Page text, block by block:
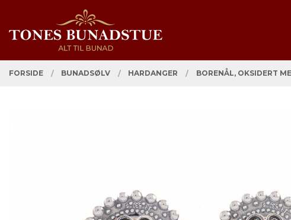
innholdet
PRODUKTER
FORSIDE BUNADSØLV HARDANGER BORENÅL, OKSIDERT